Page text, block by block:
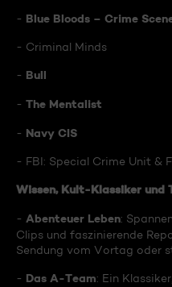
- Blue Bloods – Crime
- Criminal Minds
- Bull
- The Mentalist
- Navy CIS
- FBI: Special Crime Unit &
Wissen, Kult-Klassiker und
- Abenteuer Leben:
Clips und faszinierende
Sendung vom Vortag oder
- Das A-Team: Ein